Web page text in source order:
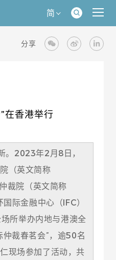
简
分享
在香港举行
2023年2月8日，
（英文简称
裁院（英文简称
际金融中心（IFC）
所举办内地与港澳全
仲裁春茗会”，逾50名
现场参加了活动，共